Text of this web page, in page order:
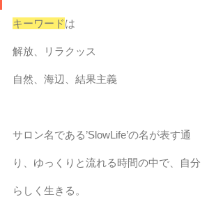
キーワードは
解放、リラクッス
自然、海辺、結果主義
サロン名である’SlowLife’の名が表す通
り、ゆっくりと流れる時間の中で、自分
らしく生きる。